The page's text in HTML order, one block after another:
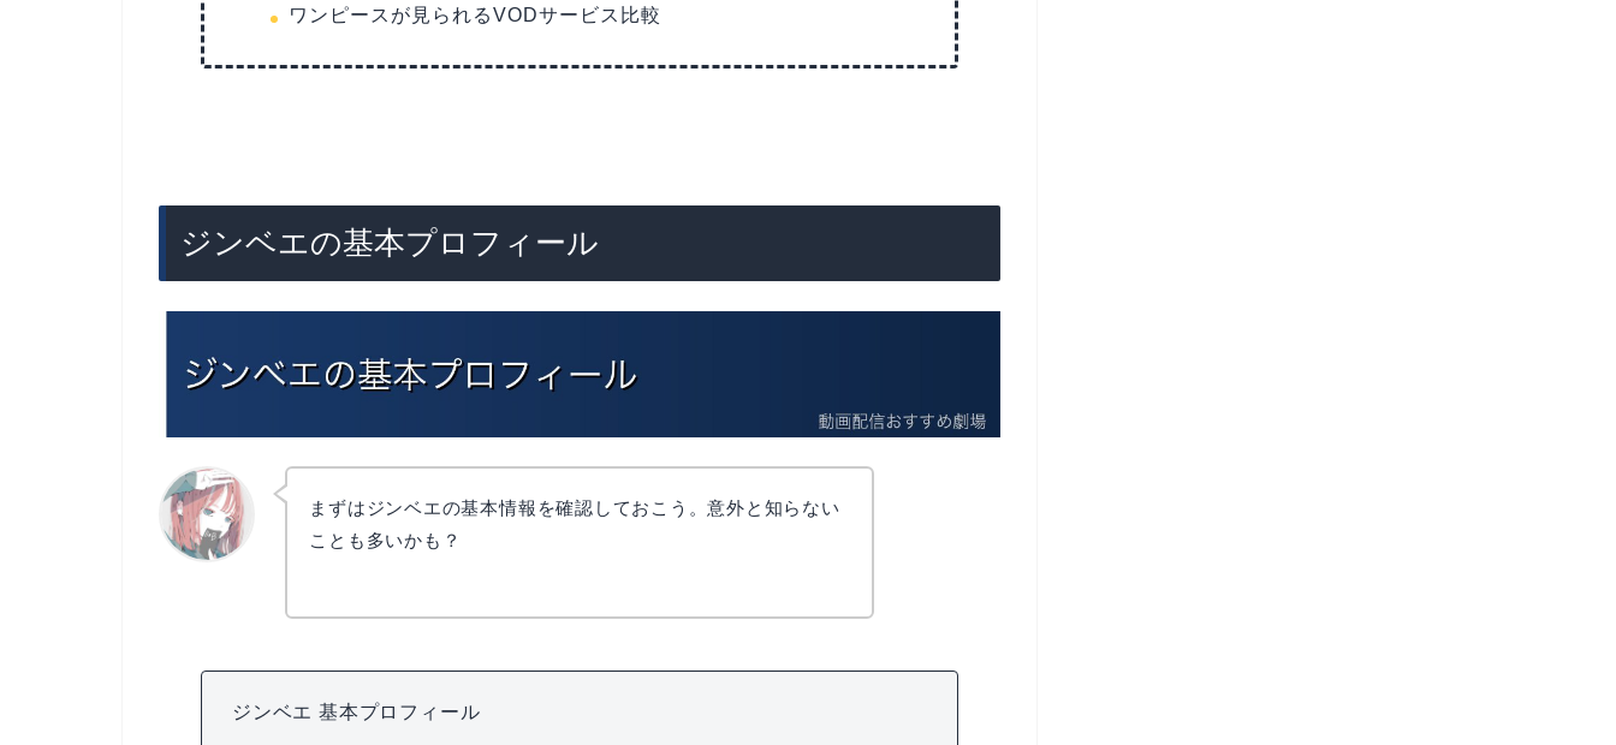
ワンピースが見られるVODサービス比較
ジンベエの基本プロフィール
まずはジンベエの基本情報を確認しておこう。意外と知らない
ことも多いかも？
ジンベエ 基本プロフィール